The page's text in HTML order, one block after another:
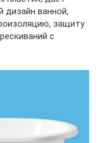
дизайн ванной,
защиту
с